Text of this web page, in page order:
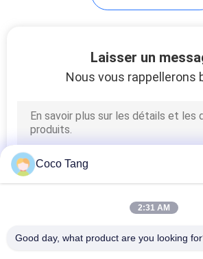
Laisser un
Nous vous rappellerons
Coco Tang
2:31 AM
Good day, what product are you looking